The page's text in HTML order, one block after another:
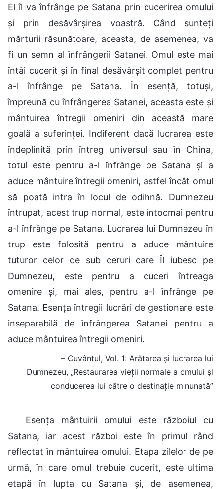
El îl va înfrânge pe Satana prin cucerirea omului
și prin desăvârșirea voastră. Când sunteți
mărturii răsunătoare, aceasta, de asemenea, va
fi un semn al înfrângerii Satanei. Omul este mai
întâi cucerit și în final desăvârșit complet pentru
a-l înfrânge pe Satana. În esență, totuși,
împreună cu înfrângerea Satanei, aceasta este și
mântuirea întregii omeniri din această mare
goală a suferinței. Indiferent dacă lucrarea este
îndeplinită prin întreg universul sau în China,
totul este pentru a-l înfrânge pe Satana și a
aduce mântuire întregii omeniri, astfel încât omul
să poată intra în locul de odihnă. Dumnezeu
întrupat, acest trup normal, este întocmai pentru
a-l înfrânge pe Satana. Lucrarea lui Dumnezeu în
trup este folosită pentru a aduce mântuire
tuturor celor de sub ceruri care Îl iubesc pe
Dumnezeu, este pentru a cuceri întreaga
omenire și, mai ales, pentru a-l înfrânge pe
Satana. Esența întregii lucrări de gestionare este
inseparabilă de înfrângerea Satanei pentru a
aduce mântuirea întregii omeniri.
– Cuvântul, Vol. 1: Arătarea și lucrarea lui
Dumnezeu, „Restaurarea vieții normale a omului și
conducerea lui către o destinație minunată”
Esența mântuirii omului este războiul cu
Satana, iar acest război este în primul rând
reflectat în mântuirea omului. Etapa zilelor de pe
urmă, în care omul trebuie cucerit, este ultima
etapă în lupta cu Satana și, de asemenea,